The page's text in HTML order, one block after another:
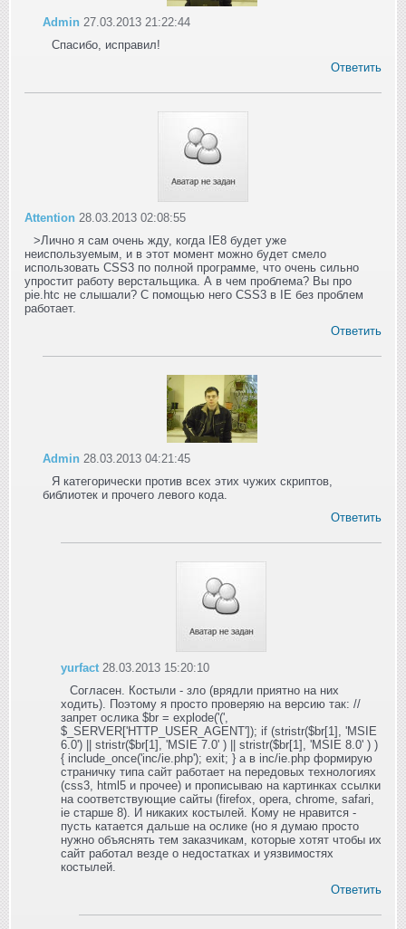
Admin 27.03.2013 21:22:44
Спасибо, исправил!
Ответить
Attention 28.03.2013 02:08:55
>Лично я сам очень жду, когда IE8 будет уже
неиспользуемым, и в этот момент можно будет смело
использовать CSS3 по полной программе, что очень сильно
упростит работу верстальщика. А в чем проблема? Вы про
pie.htc не слышали? С помощью него CSS3 в IE без проблем
работает.
Ответить
Admin 28.03.2013 04:21:45
Я категорически против всех этих чужих скриптов,
библиотек и прочего левого кода.
Ответить
yurfact 28.03.2013 15:20:10
Согласен. Костыли - зло (врядли приятно на них
ходить). Поэтому я просто проверяю на версию так: //
запрет ослика $br = explode('(',
$_SERVER['HTTP_USER_AGENT']); if (stristr($br[1], 'MSIE
6.0') || stristr($br[1], 'MSIE 7.0' ) || stristr($br[1], 'MSIE 8.0' ) )
{ include_once('inc/ie.php'); exit; } а в inc/ie.php формирую
страничку типа сайт работает на передовых технологиях
(css3, html5 и прочее) и прописываю на картинках ссылки
на соответствующие сайты (firefox, opera, chrome, safari,
ie старше 8). И никаких костылей. Кому не нравится -
пусть катается дальше на ослике (но я думаю просто
нужно объяснять тем заказчикам, которые хотят чтобы их
сайт работал везде о недостатках и уязвимостях
костылей.
Ответить